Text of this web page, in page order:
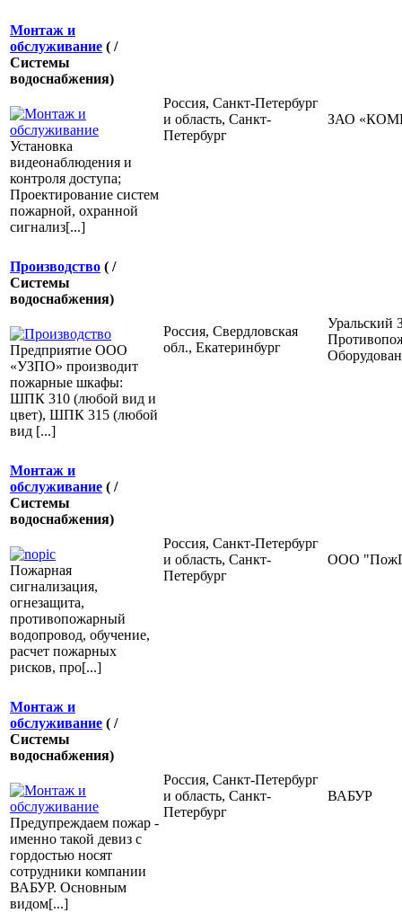
Монтаж и
обслуживание ( /
Системы
водоснабжения)
Установка
видеонаблюдения и
контроля доступа;
Проектирование систем
пожарной, охранной
сигнализ[...]
Россия, Санкт-Петербург
и область, Санкт-
Петербург
ЗАО
Производство ( /
Системы
водоснабжения)
Предприятие ООО
«УЗПО» производит
пожарные шкафы:
ШПК 310 (любой вид и
цвет), ШПК 315 (любой
вид [...]
Россия, Свердловская
обл., Екатеринбург
Уральский
Монтаж и
обслуживание ( /
Системы
водоснабжения)
Пожарная
сигнализация,
огнезащита,
противопожарный
водопровод, обучение,
расчет пожарных
рисков, про[...]
Россия, Санкт-Петербург
и область, Санкт-
Петербург
ООО
Монтаж и
обслуживание ( /
Системы
водоснабжения)
Предупреждаем пожар -
именно такой девиз с
гордостью носят
сотрудники компании
ВАБУР. Основным
видом[...]
Россия, Санкт-Петербург
и область, Санкт-
Петербург
ВАБУР